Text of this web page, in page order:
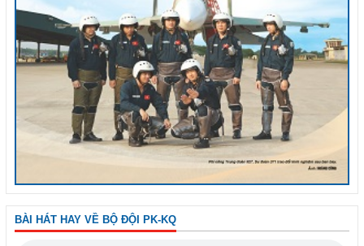
BÀI HÁT HAY VỀ BỘ ĐỘI PK-KQ